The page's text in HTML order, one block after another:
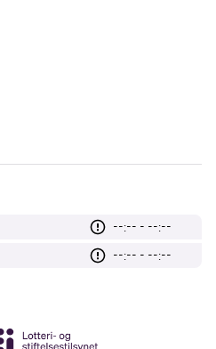
--:-- - --:--
--:-- - --:--